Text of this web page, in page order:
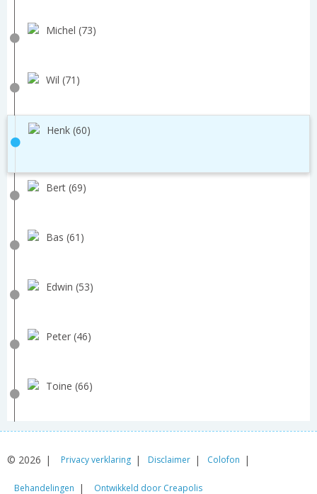
Michel (73)
Wil (71)
Henk (60)
Bert (69)
Bas (61)
Edwin (53)
Peter (46)
Toine (66)
© 2026 Privacy verklaring Disclaimer Colofon
Behandelingen Ontwikkeld door Creapolis